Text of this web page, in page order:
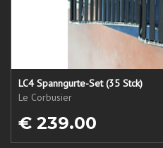
LC4 Spanngurte-Set (35 Stck)
Le Corbusier
€ 239.00